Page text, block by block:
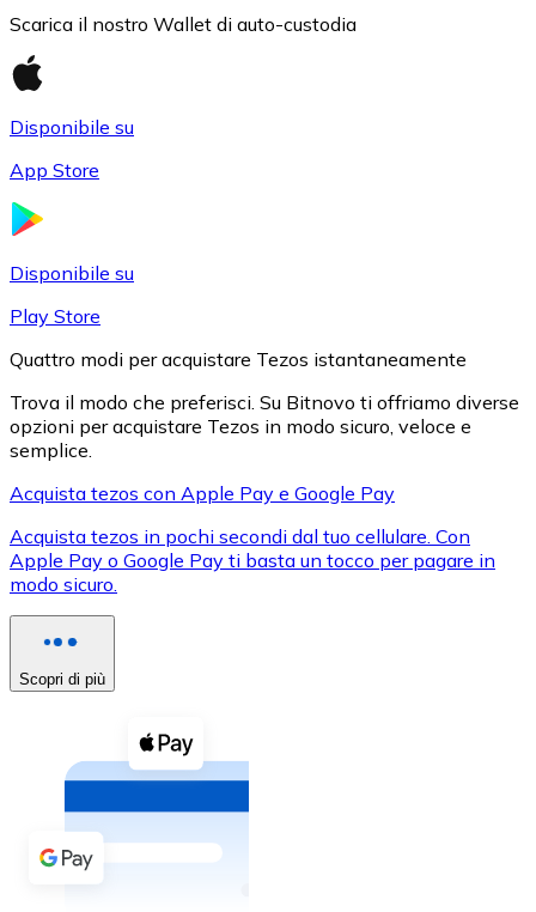
XRP
XRP
Vedi tutto
Buoni cripto
Acquista criptovalute in contanti e altri mezzi di
Acquista con contanti
Bonifico SEPA
Scarica il nostro Wallet di auto-custodia
Disponibile su
App Store
Disponibile su
Play Store
Quattro modi per acquistare Tezos istantaneamente
Trova il modo che preferisci. Su Bitnovo ti offriamo diverse
opzioni per acquistare Tezos in modo sicuro, veloce e
semplice.
Acquista tezos con Apple Pay e Google Pay
Acquista tezos in pochi secondi dal tuo cellulare. Con
Apple Pay o Google Pay ti basta un tocco per pagare in
modo sicuro.
Scopri di più